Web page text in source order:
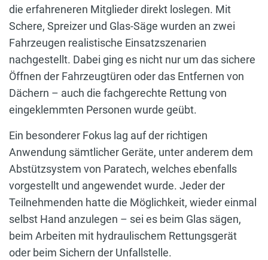
die erfahreneren Mitglieder direkt loslegen. Mit
Schere, Spreizer und Glas-Säge wurden an zwei
Fahrzeugen realistische Einsatzszenarien
nachgestellt. Dabei ging es nicht nur um das sichere
Öffnen der Fahrzeugtüren oder das Entfernen von
Dächern – auch die fachgerechte Rettung von
eingeklemmten Personen wurde geübt.
Ein besonderer Fokus lag auf der richtigen
Anwendung sämtlicher Geräte, unter anderem dem
Abstützsystem von Paratech, welches ebenfalls
vorgestellt und angewendet wurde. Jeder der
Teilnehmenden hatte die Möglichkeit, wieder einmal
selbst Hand anzulegen – sei es beim Glas sägen,
beim Arbeiten mit hydraulischem Rettungsgerät
oder beim Sichern der Unfallstelle.